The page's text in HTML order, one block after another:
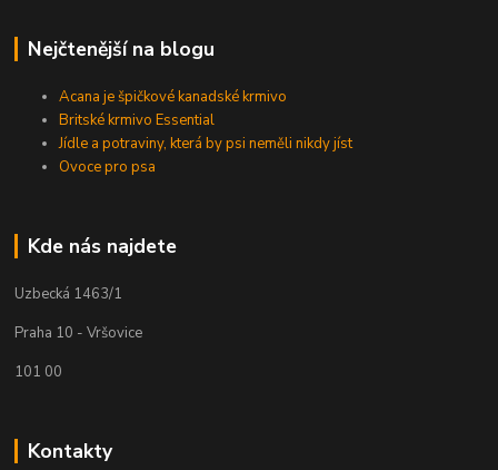
Nejčtenější na blogu
Acana je špičkové kanadské krmivo
Britské krmivo Essential
Jídle a potraviny, která by psi neměli nikdy jíst
Ovoce pro psa
Kde nás najdete
Uzbecká 1463/1
Praha 10 - Vršovice
101 00
Kontakty